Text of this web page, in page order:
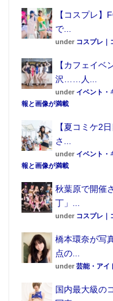
【コスプレ】
で...
under コスプレ｜
【カフェイベ
沢……人...
under イベント・
報と画像が満載
【夏コミケ2
さ...
under イベント・
報と画像が満載
秋葉原で開催
丁」...
under コスプレ｜
橋本環奈が写
点の...
under 芸能・アイ
国内最大級の